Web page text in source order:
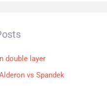
double layer
vs Spandek